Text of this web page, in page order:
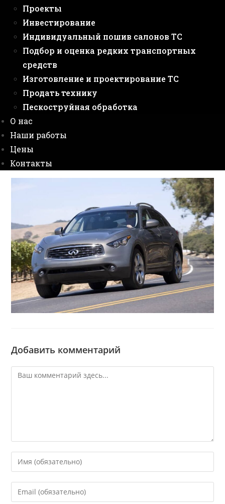
Проекты
Инвестирование
Индивидуальный пошив салонов ТС
Подбор и оценка редких транспортных
средств
Изготовление и проектирование ТС
Продать технику
Пескоструйная обработка
О нас
Наши работы
Цены
Контакты
Добавить комментарий
Комментарий
Введите
свое
имя
или
Введите
свой